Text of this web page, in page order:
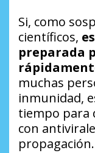
Si, como
científicos,
preparada
muchas
inmunidad,
tiempo para
con
propagación.